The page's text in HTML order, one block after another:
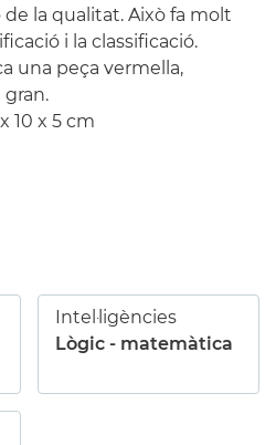
la qualitat. Això fa molt
i la classificació.
una peça vermella,
10 x 5 cm
Intel·ligències
Lògic - matemàtica